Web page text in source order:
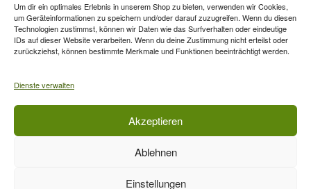
Um dir ein optimales Erlebnis in unserem Shop zu bieten, verwenden wir Cookies,
um Geräteinformationen zu speichern und/oder darauf zuzugreifen. Wenn du diesen
Technologien zustimmst, können wir Daten wie das Surfverhalten oder eindeutige
IDs auf dieser Website verarbeiten. Wenn du deine Zustimmung nicht erteilst oder
zurückziehst, können bestimmte Merkmale und Funktionen beeinträchtigt werden.
Dienste verwalten
Akzeptieren
Ablehnen
Einstellungen
* Streichpreise sind reguläre Ladenpreise von Angelshop Gerstner.
Unsere Onlinepreise können günstiger sein.
Affiliate, Partner Rabatt-Codes und Aktionscodes gelten für das gesamte
Sortiment, davon ausgeschlossen sind Gutscheine, Sale-Produkte, Zeck
Fishing, Daiwa, Shimano, Major Craft und A-Tec Artikel. Wert-Gutschein-
Codes gelten für das gesamte Sortiment.